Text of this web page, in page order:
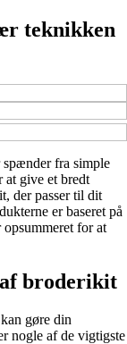
teknikken
fra simple
at give et bredt
der passer til dit
er baseret på
for at
broderikit
gøre din
nogle af de vigtigste